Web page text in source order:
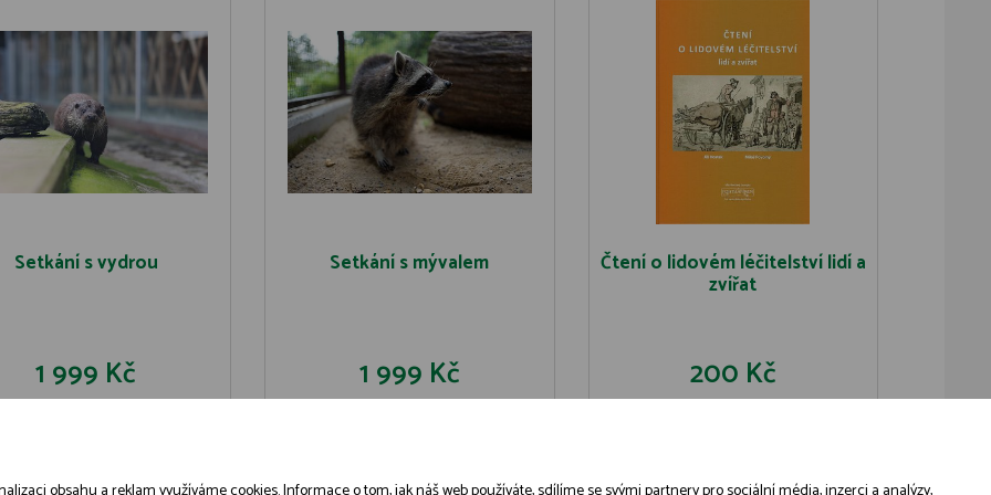
Setkání s vydrou
1 999 Kč
Setkání s mývalem
1 999 Kč
Čtení o lidovém léčitelství lidí a
zvířat
200 Kč